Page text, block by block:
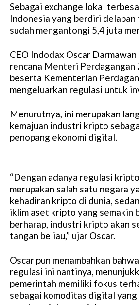
Sebagai exchange lokal
Indonesia yang berdiri delapan
sudah mengantongi 5,4 juta
CEO Indodax Oscar
rencana Menteri Perdagangan
beserta Kementerian
mengeluarkan regulasi untuk
Menurutnya, ini merupakan
kemajuan industri kripto
penopang ekonomi digital.
“Dengan adanya regulasi
merupakan salah satu negara
kehadiran kripto di dunia,
iklim aset kripto yang semakin
berharap, industri kripto akan
tangan beliau,” ujar Oscar.
Oscar pun menambahkan
regulasi ini nantinya,
pemerintah memiliki fokus
sebagai komoditas digital